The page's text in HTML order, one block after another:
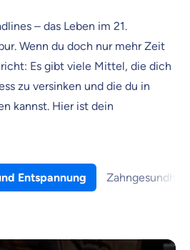
– das Leben im 21.
Wenn du doch nur mehr Zeit
Es gibt viele Mittel, die dich
zu versinken und die du in
kannst. Hier ist dein
Entspannung Zahngesundheit
ist, dass
fühlst.
Beratung
du dich aus Überzeugung für
Unterschiede in